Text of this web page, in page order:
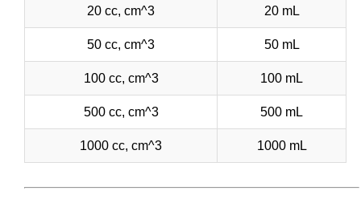
20 cc, cm^3 20 mL
50 cc, cm^3 50 mL
100 cc, cm^3 100 mL
500 cc, cm^3 500 mL
1000 cc, cm^3 1000 mL